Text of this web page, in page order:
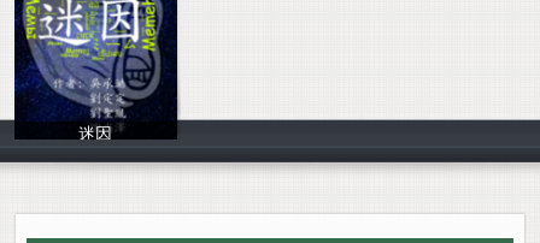
迷因
劉聖胤 吳承澔